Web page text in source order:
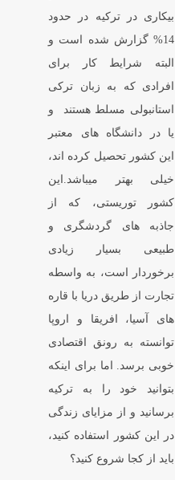
بیکاری در ترکیه در حدود
14% گزارش شده است و
البته شرایط کار برای
افرادی که به زبان ترکی
استانبولی مسلط هستند و
یا در دانشگاه های معتبر
این کشور تحصیل کرده اند،
خیلی بهتر میباشد.این
کشور توریستی، که از
جاذبه های گردشگری و
طبیعی بسیار زیادی
برخوردار است، به واسطه
تجارت از طریق دریا با قاره
های آسیا، افریقا و اروپا
توانسته به رونق اقتصادی
خوبی برسد. اما برای اینکه
بتوانید خود را به ترکیه
برسانید و از مزایای زندگی
در این کشور استفاده کنید،
باید از کجا شروع کنید؟